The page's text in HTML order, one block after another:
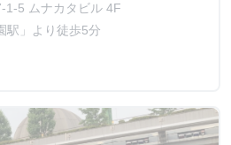
1-5 ムナカタビル 4F
駅」より徒歩5分